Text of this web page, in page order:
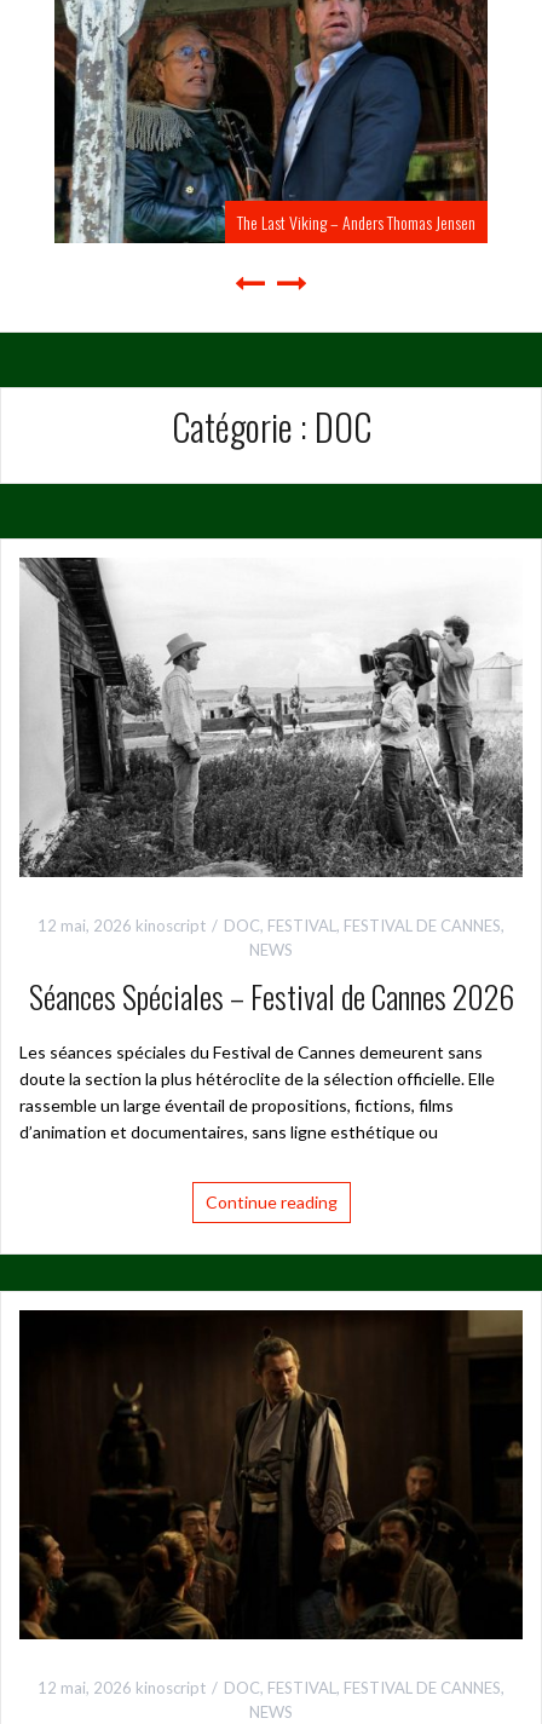
The Last Viking – Anders Thomas Jensen
Catégorie : DOC
12 mai, 2026 kinoscript DOC, FESTIVAL , FESTIVAL DE CANNES,
NEWS
Séances Spéciales – Festival de Cannes 2026
Les séances spéciales du Festival de Cannes demeurent sans
doute la section la plus hétéroclite de la sélection officielle. Elle
rassemble un large éventail de propositions, fictions, films
d’animation et documentaires, sans ligne esthétique ou
Continue reading
12 mai, 2026 kinoscript DOC, FESTIVAL, FESTIVAL DE CANNES,
NEWS